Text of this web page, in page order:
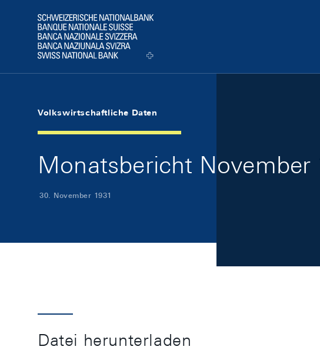
Logo
Volkswirtschaftliche Daten
Monatsbericht November
30. November 1931
Datei herunterladen